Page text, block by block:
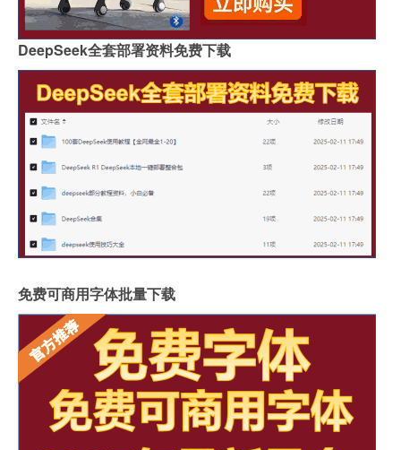
DeepSeek全套部署资料免费下载
免费可商用字体批量下载